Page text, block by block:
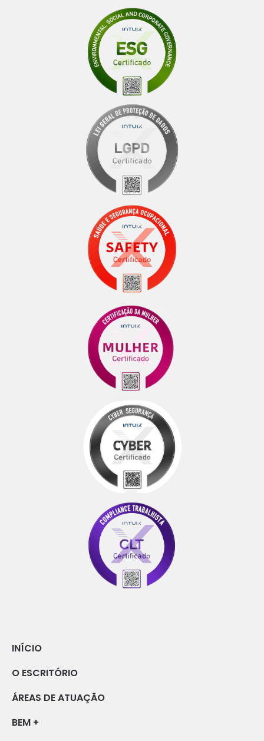
INÍCIO
O ESCRITÓRIO
ÁREAS DE ATUAÇÃO
BEM +